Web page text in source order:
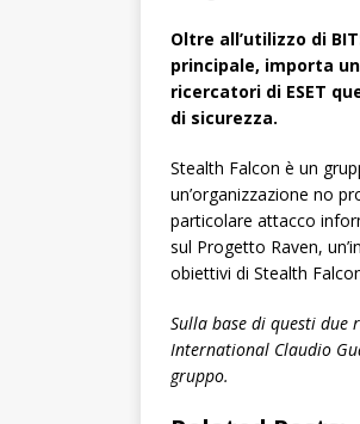
Oltre all’utilizzo di
principale, importa
ricercatori di ESET
di sicurezza.
Stealth Falcon è un
un’organizzazione no
particolare attacco
sul Progetto Raven,
obiettivi di Stealth
Sulla base di questi due
International Claudio
gruppo.